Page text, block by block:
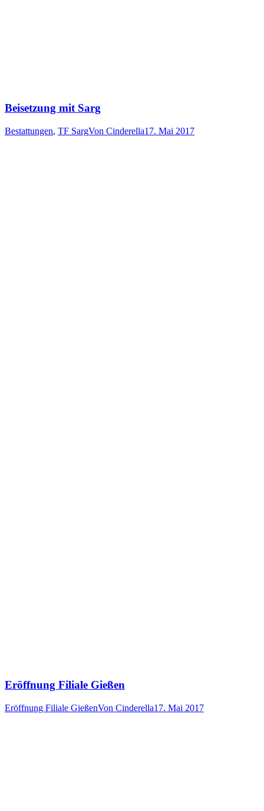
Beisetzung mit Sarg
Bestattungen, TF SargVon Cinderella17. Mai 2017
Eröffnung Filiale Gießen
Eröffnung Filiale GießenVon Cinderella17. Mai 2017